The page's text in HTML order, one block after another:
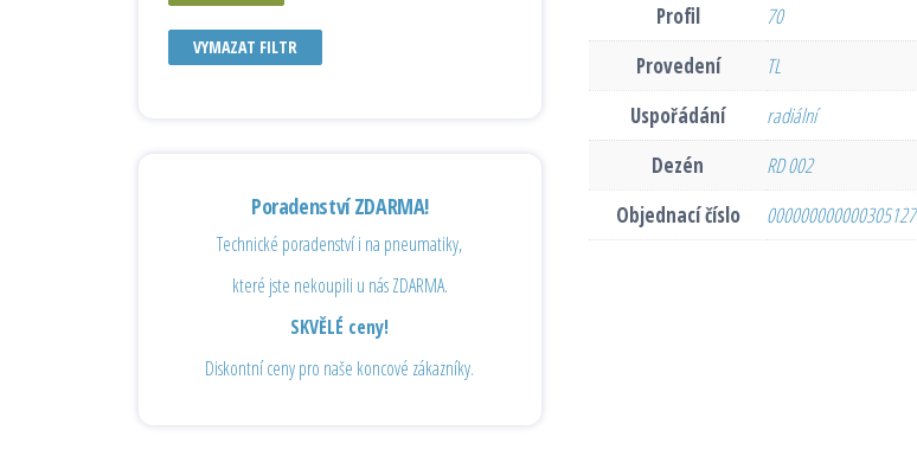
Profil
70
Provedení
TL
Uspořádání
radiální
Dezén
RD 002
Objednací číslo
000000000000305127
VYMAZAT FILTR
Poradenství ZDARMA!
Technické poradenství i na pneumatiky,
které jste nekoupili u nás ZDARMA.
SKVĚLÉ ceny!
Diskontní ceny pro naše koncové zákazníky.